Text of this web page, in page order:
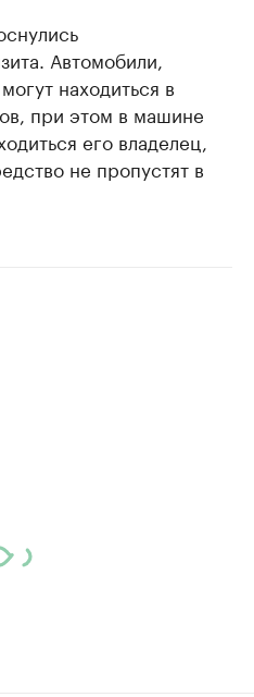
Автомобили,
находиться в
при этом в машине
его владелец,
не пропустят в